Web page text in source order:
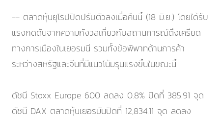
-- ตลาดหุ้นยุโรปปิดปรับตัวลงเมื่อคืนนี้ (18 มิ.ย.) โดยได้รับ
แรงกดดันจากความกังวลเกี่ยวกับสถานการณ์ตึงเครียด
ทางการเมืองในเยอรมนี รวมทั้งข้อพิพาทด้านการค้า
ระหว่างสหรัฐและจีนที่มีแนวโน้มรุนแรงขึ้นในขณะนี้
ดัชนี Stoxx Europe 600 ลดลง 0.8% ปิดที่ 385.91 จุด
ดัชนี DAX ตลาดหุ้นเยอรมันปิดที่ 12,834.11 จุด ลดลง